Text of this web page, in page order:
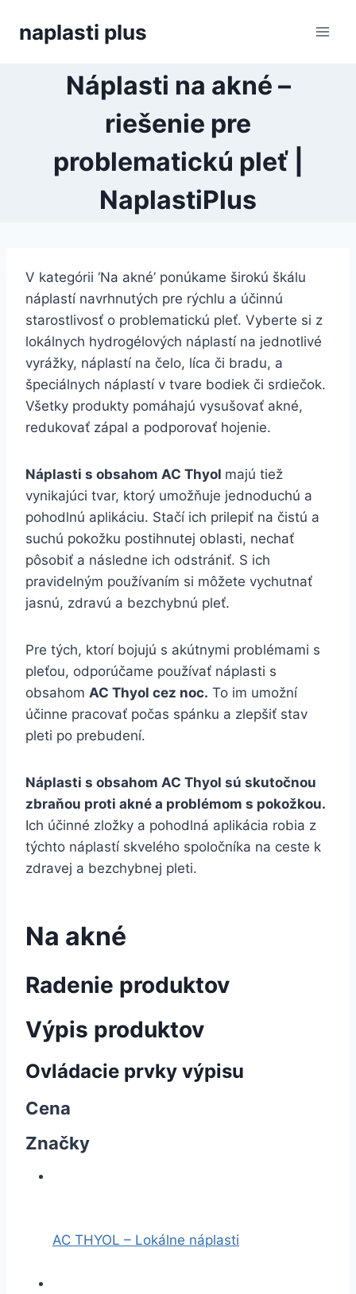
naplasti plus
Náplasti na akné –
riešenie pre
problematickú pleť |
NaplastiPlus
V kategórii ‘Na akné’ ponúkame širokú škálu
náplastí navrhnutých pre rýchlu a účinnú
starostlivosť o problematickú pleť. Vyberte si z
lokálnych hydrogélových náplastí na jednotlivé
vyrážky, náplastí na čelo, líca či bradu, a
špeciálnych náplastí v tvare bodiek či srdiečok.
Všetky produkty pomáhajú vysušovať akné,
redukovať zápal a podporovať hojenie.
Náplasti s obsahom AC Thyol majú tiež
vynikajúci tvar, ktorý umožňuje jednoduchú a
pohodlnú aplikáciu. Stačí ich prilepiť na čistú a
suchú pokožku postihnutej oblasti, nechať
pôsobiť a následne ich odstrániť. S ich
pravidelným používaním si môžete vychutnať
jasnú, zdravú a bezchybnú pleť.
Pre tých, ktorí bojujú s akútnymi problémami s
pleťou, odporúčame používať náplasti s
obsahom AC Thyol cez noc. To im umožní
účinne pracovať počas spánku a zlepšiť stav
pleti po prebudení.
Náplasti s obsahom AC Thyol sú skutočnou
zbraňou proti akné a problémom s pokožkou.
Ich účinné zložky a pohodlná aplikácia robia z
týchto náplastí skvelého spoločníka na ceste k
zdravej a bezchybnej pleti.
Na akné
Radenie produktov
Výpis produktov
Ovládacie prvky výpisu
Cena
Značky
AC THYOL – Lokálne náplasti